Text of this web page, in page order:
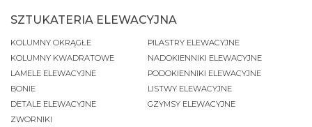
SZTUKATERIA ELEWACYJNA
KOLUMNY OKRĄGŁE
KOLUMNY KWADRATOWE
LAMELE ELEWACYJNE
BONIE
DETALE ELEWACYJNE
ZWORNIKI
PILASTRY ELEWACYJNE
NADOKIENNIKI ELEWACYJNE
PODOKIENNIKI ELEWACYJNE
LISTWY ELEWACYJNE
GZYMSY ELEWACYJNE